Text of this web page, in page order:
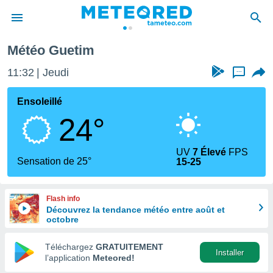
de
en
Météo Guetim
11:32 Jeudi ...
Ensoleillé
24°
Sensation de 25°
UV7 Élevé FPS
15-25
Flash info
Découvrez la tendance météo entre août et
octobre
Téléchargez GRATUITEMENT
l’application Meteored!
Installer